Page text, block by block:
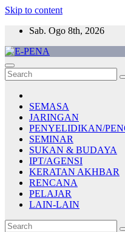
Skip to content
Sab. Ogo 8th, 2026
E-PENA
Berita Digital Terkini
SEMASA
JARINGAN
PENYELIDIKAN/
SEMINAR
SUKAN & BUDAYA
IPT/AGENSI
KERATAN AKHBAR
RENCANA
PELAJAR
LAIN-LAIN